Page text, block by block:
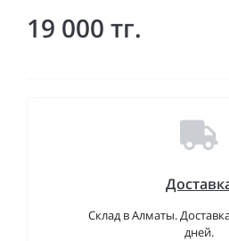
19 000 тг.
Склад в Алматы.
дней.